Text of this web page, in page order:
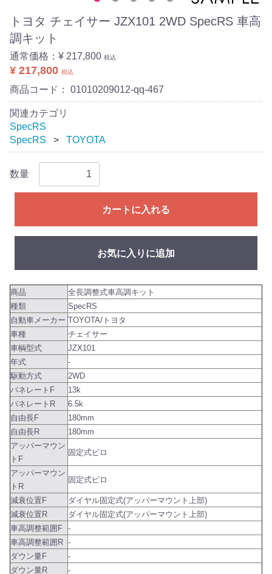
トヨタ チェイサー JZX101 2WD SpecRS 車高
調キット
通常価格： ¥ 217,800 税込
¥ 217,800 税込
商品コード： 01010209012-qq-467
関連カテゴリ
SpecRS
SpecRS
TOYOTA
数量
カートに入れる
お気に入りに追加
商品
全長調整式車高調キット
種類
SpecRS
自動車メーカー TOYOTA/トヨタ
車種
チェイサー
車輌型式
JZX101
年式
-
駆動方式
2WD
バネレートF
13k
バネレートR
6.5k
自由長F
180mm
自由長R
180mm
アッパーマウン
トF
固定式ピロ
アッパーマウン
トR
固定式ピロ
減衰位置F
ダイヤル固定式(アッパーマウント上部)
減衰位置R
ダイヤル固定式(アッパーマウント上部)
車高調整範囲F -
車高調整範囲R -
ダウン量F
-
ダウン量R
-